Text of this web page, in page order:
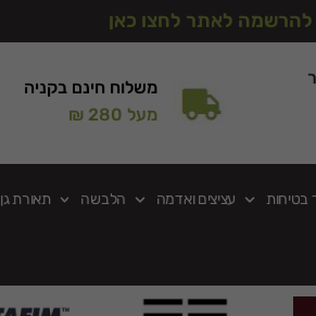
להרשמה לאתר לחצו כאן
משלוח חינם בקניה
מעל 280 ₪
בטיחות עציצים ואדמה הלבשה תאורת גן